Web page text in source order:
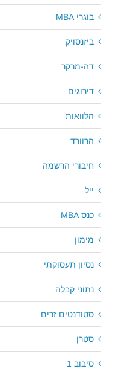
בוגרי MBA
ביזנסויק
דה-מרקר
דירוגים
הלוואות
הרוורד
חיבורי הרשמה
ייל
כנס MBA
מימון
נסיון תעסוקתי
נתוני קבלה
סטודנטים זרים
סטרן
סיבוב 1